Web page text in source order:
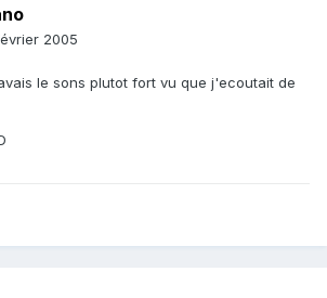
2005
le sons plutot fort vu que j'ecoutait de